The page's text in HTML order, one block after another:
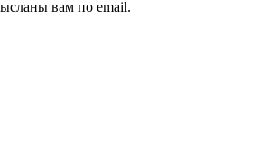
вам по email.